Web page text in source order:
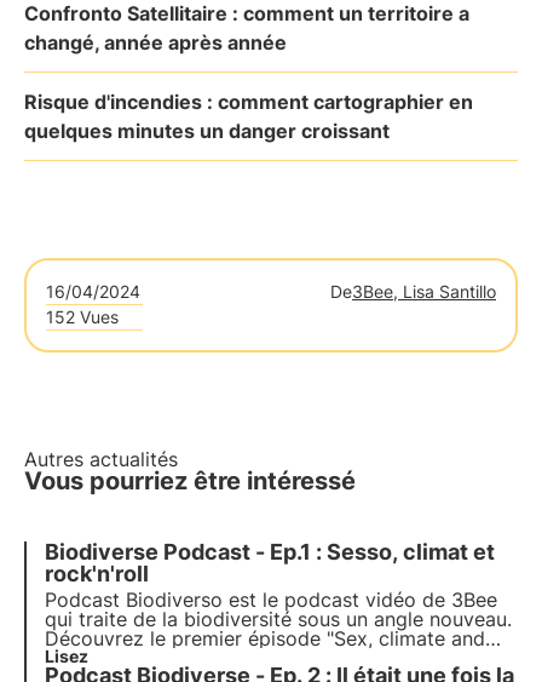
Confronto Satellitaire : comment un territoire a
changé, année après année
Risque d'incendies : comment cartographier en
quelques minutes un danger croissant
16/04/2024 De3Bee, Lisa Santillo
152 Vues
Autres actualités
Vous pourriez être intéressé
Biodiverse Podcast - Ep.1 : Sesso, climat et
rock'n'roll
Podcast Biodiverso est le podcast vidéo de 3Bee
qui traite de la biodiversité sous un angle nouveau.
Découvrez le premier épisode "Sex, climate and
rock'n'roll", qui explore l'impact du changement
climatique sur les relations humaines et les
Lisez
Podcast Biodiverse - Ep. 2 : Il était une fois la